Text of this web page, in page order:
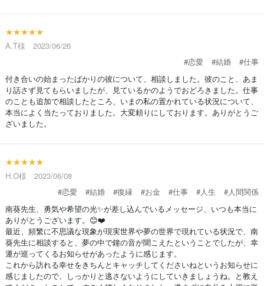
★★★★★
A.T様 2023/06/26
#恋愛
#結婚
#仕事
付き合いの始まったばかりの彼について、相談しました。彼のこと、あま
り話さず見てもらいましたが、見ているかのようでおどろきました。仕事
のことも追加で相談したところ、いまの私の置かれている状況について、
本当によく当たっておりました。大変頼りにしております。ありがとうご
ざいました。
★★★★★
H.O様 2023/06/08
#恋愛
#結婚 #復縁 #お金 #仕事 #人生
#人間関係
南葵先生、勇気や希望の光✨が差し込んでいるメッセージ、いつも本当に
ありがとうございます。😊❤️
最近、頻繁に不思議な現象が現実世界や夢の世界で現れている状況で、南
葵先生に相談すると、夢の中で鐘の音が聞こえたということでしたが、幸
運が巡ってくるお知らせがあったように感じます。
これから訪れる幸せをきちんとキャッチしてくださいねというお知らせに
感じましたので、しっかりと逃さないようにしていきましょうね。と教え